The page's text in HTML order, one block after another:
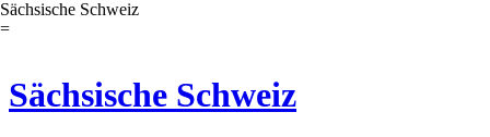
Sächsische Schweiz
=
Sächsische Schweiz